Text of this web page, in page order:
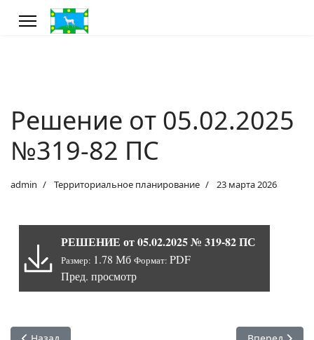
Решение от 05.02.2025
№319-82 ПС
admin Территориальное планирование 23 марта 2026
РЕШЕНИЕ от 05.02.2025 № 319-82 ПС
Размер: 1.78 Мб Формат: PDF
Пред. просмотр